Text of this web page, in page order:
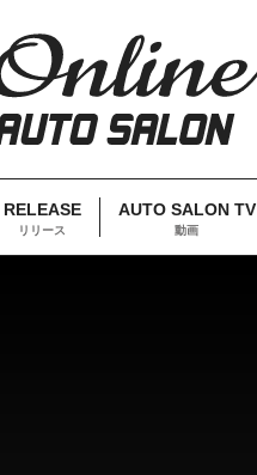
RELEASE
リリース
AUTO SALON TV
動画